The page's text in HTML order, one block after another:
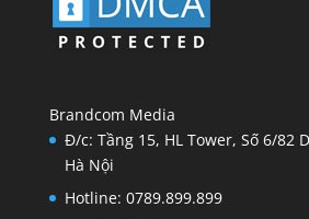
Brandcom Media
Đ/c: Tầng 15, HL Tower, Số 6/82
Hà Nội
Hotline: 0789.899.899